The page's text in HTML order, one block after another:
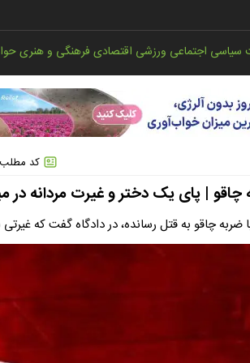
سیاسی اجتماعی ورزشی اقتصادیفرهنگی و هنری
کد مطلب:
| پای یک دختر و غیرت مردانه در
چاقو به قتل رسانده، در دادگاه گفت که